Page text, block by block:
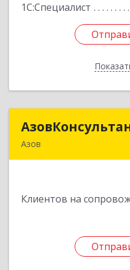
1С:Специалист
Азов
Клиентов на